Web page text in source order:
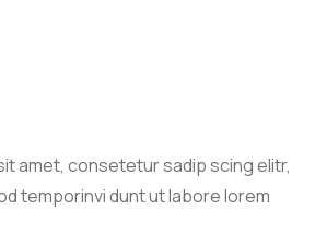
amet, consetetur sadip scing elitr,
temporinvi dunt ut labore lorem